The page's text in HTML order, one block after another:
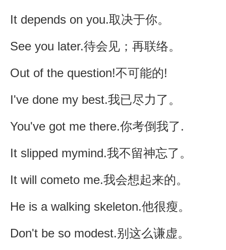
It depends on you.取决于你。
See you later.待会见；再联络。
Out of the question!不可能的!
I've done my best.我已尽力了。
You've got me there.你考倒我了.
It slipped mymind.我不留神忘了。
It will cometo me.我会想起来的。
He is a walking skeleton.他很瘦。
Don't be so modest.别这么谦虚。